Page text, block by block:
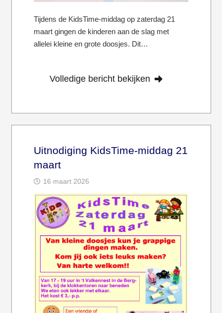
Tijdens de KidsTime-middag op zaterdag 21
maart gingen de kinderen aan de slag met
allelei kleine en grote doosjes. Dit…
Volledige bericht bekijken
Uitnodiging KidsTime-middag 21
maart
16 maart 2026